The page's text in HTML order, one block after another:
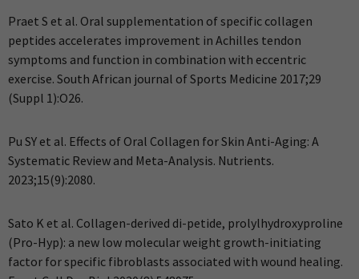
Praet S et al. Oral supplementation of specific collagen
peptides accelerates improvement in Achilles tendon
symptoms and function in combination with eccentric
exercise. South African journal of Sports Medicine 2017;29
(Suppl 1):O26.
Pu SY et al. Effects of Oral Collagen for Skin Anti-Aging: A
Systematic Review and Meta-Analysis. Nutrients.
2023;15(9):2080.
Sato K et al. Collagen-derived di-petide, prolylhydroxyproline
(Pro-Hyp): a new low molecular weight growth-initiating
factor for specific fibroblasts associated with wound healing.